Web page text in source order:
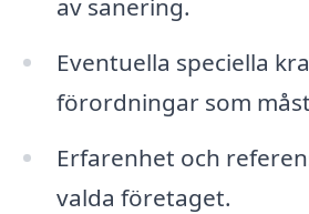
av sanering.
Eventuella speciella
förordningar som
Erfarenhet och
valda företaget.